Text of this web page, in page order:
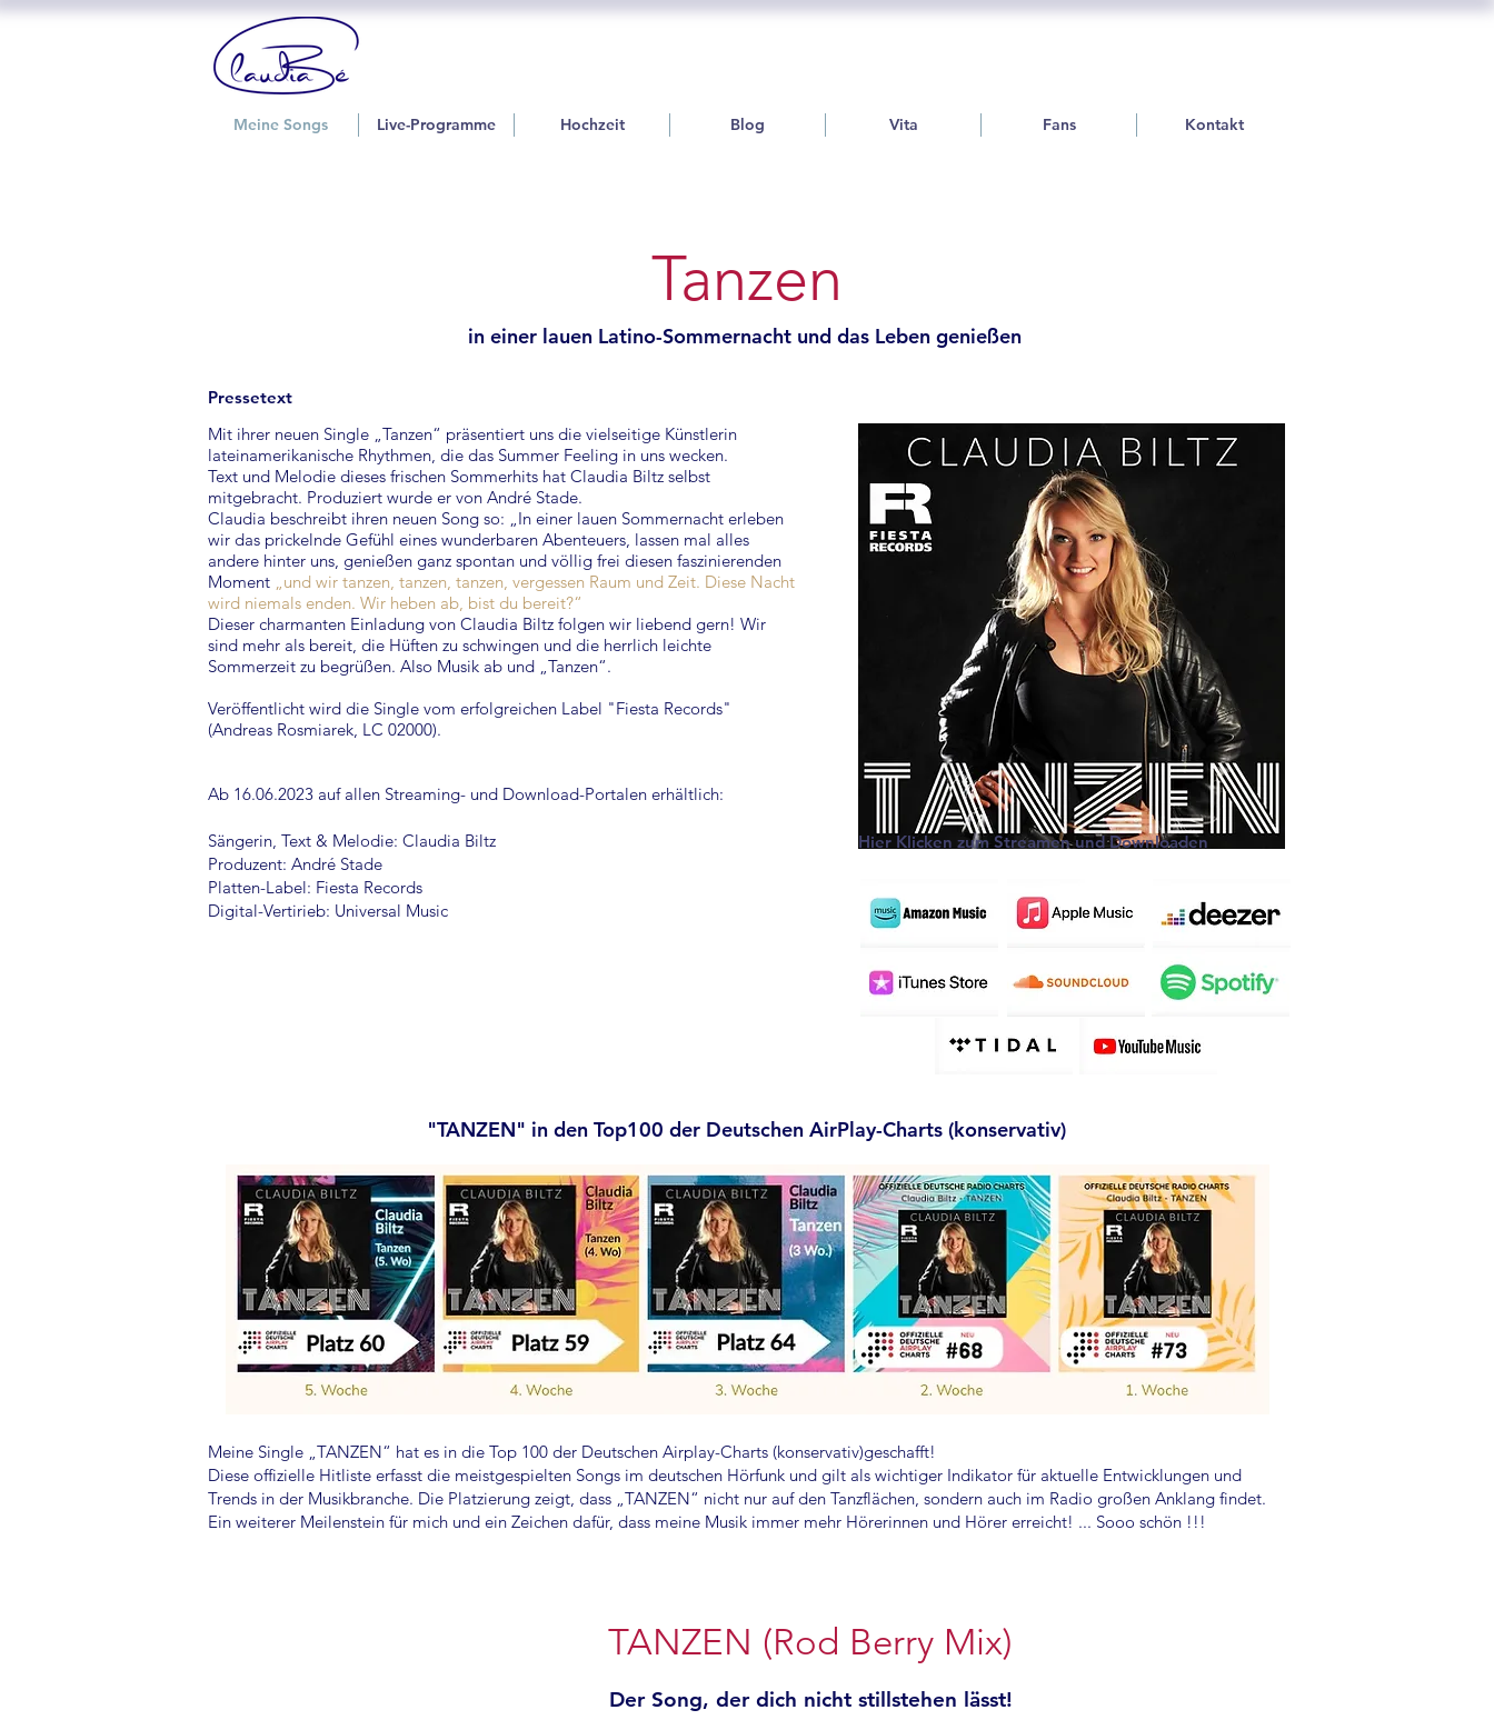
Meine Songs Live-Programme Hochzeit Blog Vita Fans Kontakt
Tanzen
in einer lauen Latino-Sommernacht und das Leben genießen
Pressetext
Mit ihrer neuen Single „Tanzen“ präsentiert uns die vielseitige Künstlerin
lateinamerikanische Rhythmen, die das Summer Feeling in uns wecken.
Text und Melodie dieses frischen Sommerhits hat Claudia Biltz selbst
mitgebracht. Produziert wurde er von André Stade.
Claudia beschreibt ihren neuen Song so: „In einer lauen Sommernacht erleben
wir das prickelnde Gefühl eines wunderbaren Abenteuers, lassen mal alles
andere hinter uns, genießen ganz spontan und völlig frei diesen faszinierenden
Moment „und wir tanzen, tanzen, tanzen, vergessen Raum und Zeit. Diese Nacht
wird niemals enden. Wir heben ab, bist du bereit?“
Dieser charmanten Einladung von Claudia Biltz folgen wir liebend gern! Wir
sind mehr als bereit, die Hüften zu schwingen und die herrlich leichte
Sommerzeit zu begrüßen. Also Musik ab und „Tanzen“.
Veröffentlicht wird die Single vom erfolgreichen Label "Fiesta Records"
(Andreas Rosmiarek, LC 02000).
Ab 16.06.2023 auf allen Streaming- und Download-Portalen erhältlich:
Sängerin, Text & Melodie: Claudia Biltz
Produzent: André Stade
Platten-Label: Fiesta Records
Digital-Vertirieb: Universal Music
Hier Klicken zum Streamen und Downloaden
"TANZEN" in den Top100 der Deutschen AirPlay-Charts (konservativ)
Meine Single „TANZEN“ hat es in die Top 100 der Deutschen Airplay-Charts (konservativ)geschafft!
Diese offizielle Hitliste erfasst die meistgespielten Songs im deutschen Hörfunk und gilt als wichtiger Indikator für aktuelle Entwicklungen und
Trends in der Musikbranche. Die Platzierung zeigt, dass „TANZEN“ nicht nur auf den Tanzflächen, sondern auch im Radio großen Anklang findet.
Ein weiterer Meilenstein für mich und ein Zeichen dafür, dass meine Musik immer mehr Hörerinnen und Hörer erreicht! ... Sooo schön !!!
TANZEN (Rod Berry Mix)
Der Song, der dich nicht stillstehen lässt!